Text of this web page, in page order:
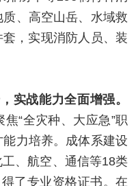
、高空山岳、水域救
，实现消防人员、装
实战能力全面增强。
“全灾种、大应急”职
力培养。成体系建设
、航空、通信等18类
了专业资格证书。在